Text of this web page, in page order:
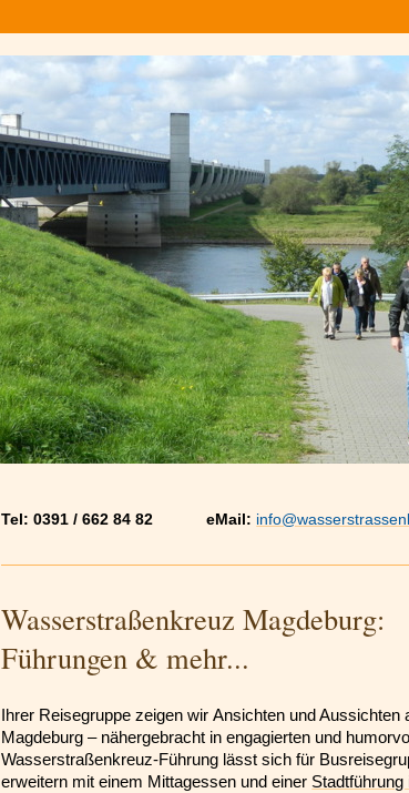
Tel: 0391 / 662 84 82 eMail:
Wasserstraßenkreuz
Führungen & mehr...
Ihrer Reisegruppe zeigen wir Ansichten und
Magdeburg – nähergebracht in engagierten und
Wasserstraßenkreuz-Führung lässt sich für
erweitern mit einem Mittagessen und einer